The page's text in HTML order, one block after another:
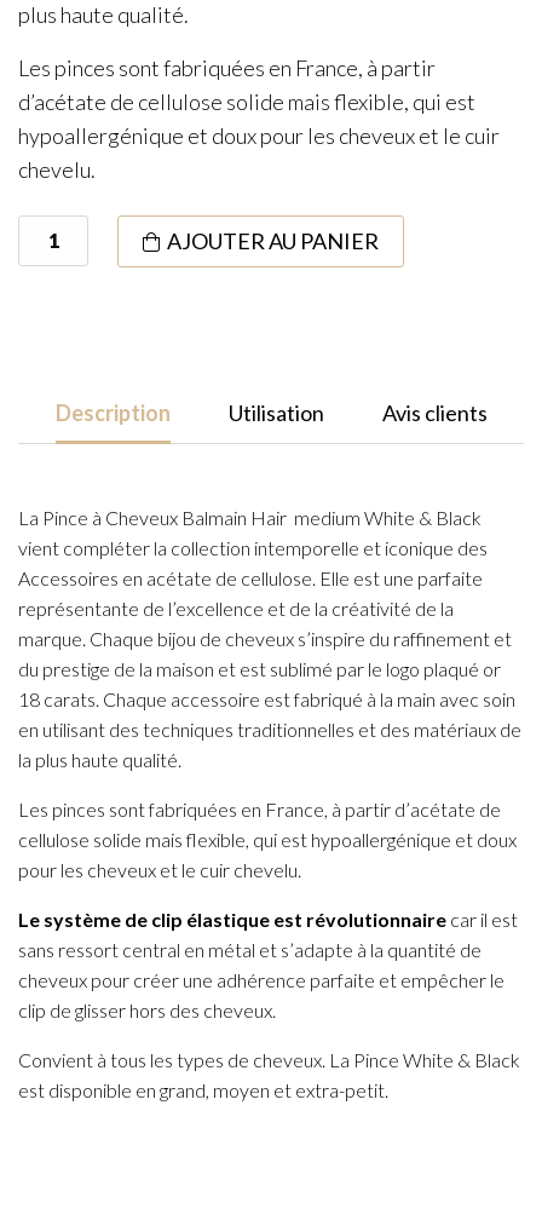
plus haute qualité.
Les pinces sont fabriquées en France, à partir
d’acétate de cellulose solide mais flexible, qui est
hypoallergénique et doux pour les cheveux et le cuir
chevelu.
quantité
de
White/Black
AJOUTER AU PANIER
Description Utilisation Avis clients
La Pince à Cheveux Balmain Hair medium White & Black
vient compléter la collection intemporelle et iconique des
Accessoires en acétate de cellulose. Elle est une parfaite
représentante de l’excellence et de la créativité de la
marque. Chaque bijou de cheveux s’inspire du raffinement et
du prestige de la maison et est sublimé par le logo plaqué or
18 carats. Chaque accessoire est fabriqué à la main avec soin
en utilisant des techniques traditionnelles et des matériaux de
la plus haute qualité.
Les pinces sont fabriquées en France, à partir d’acétate de
cellulose solide mais flexible, qui est hypoallergénique et doux
pour les cheveux et le cuir chevelu.
Le système de clip élastique est révolutionnaire car il est
sans ressort central en métal et s’adapte à la quantité de
cheveux pour créer une adhérence parfaite et empêcher le
clip de glisser hors des cheveux.
Convient à tous les types de cheveux. La Pince White & Black
est disponible en grand, moyen et extra-petit.